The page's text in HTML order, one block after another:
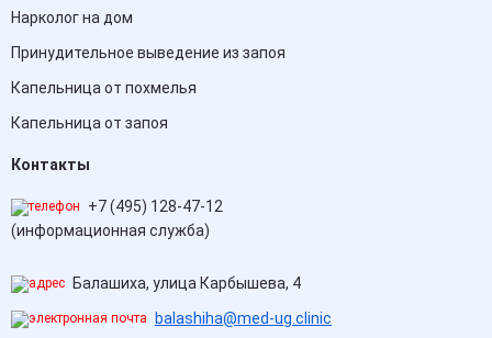
Нарколог на дом
Принудительное выведение из запоя
Капельница от похмелья
Капельница от запоя
Контакты
+7 (495) 128-47-12
(информационная служба)
Балашиха, улица Карбышева, 4
balashiha@med-ug.clinic